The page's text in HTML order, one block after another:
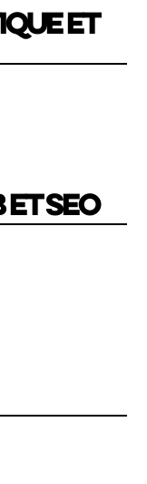
ET
SEO